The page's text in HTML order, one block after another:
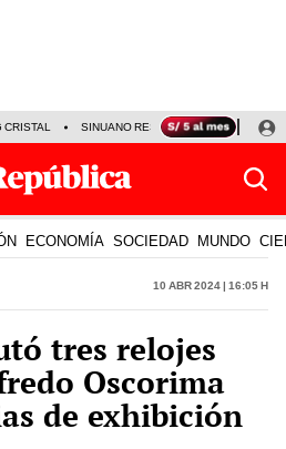
SINUANO RESULTADOS HOY
ECONOMÍA SOCIEDAD MUNDO
10 Abr 2024 | 16:05 h
tres relojes
Oscorima
de exhibición